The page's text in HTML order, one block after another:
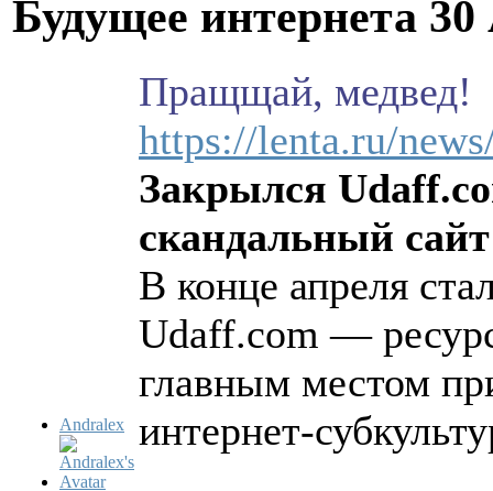
Будущее интернета 30
Andralex
Пращщай, медвед!
https://lenta.ru/
Закрылся
скандальный
В конце апреля
Udaff.com —
главным местом
интернет-